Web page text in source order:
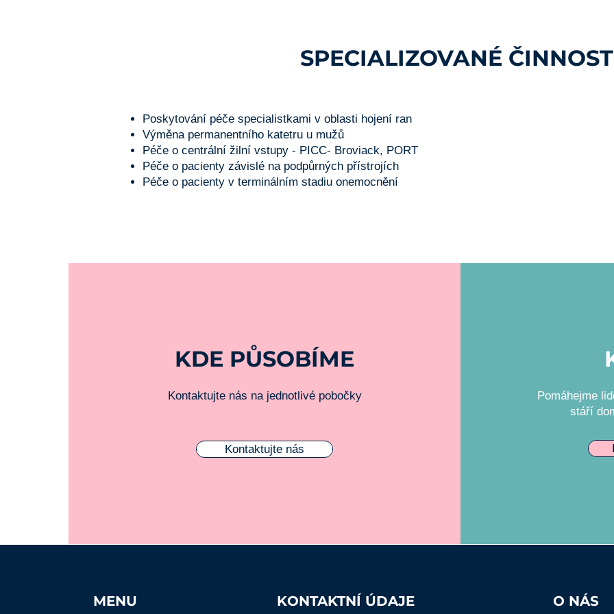
SPECIALIZOVANÉ
Poskytování péče specialistkami v oblasti hojení ran
Výměna permanentního katetru u mužů
Péče o centrální žilní vstupy - PICC- Broviack, PORT
Péče o pacienty závislé na podpůrných přístrojích
Péče o pacienty v terminálním stadiu onemocnění
KDE PŮSOBÍME
Kontaktujte nás na jednotlivé pobočky
Kontaktujte nás
Pomáhejme
stáří
MENU KONTAKTNÍ ÚDAJE O NÁS